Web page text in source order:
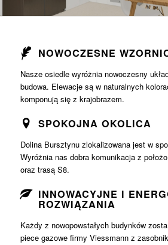
NOWOCZESNE
Nasze osiedle wyróżnia nowoczesny
budowa. Elewacje są w naturalnych
komponują się z krajobrazem.
SPOKOJNA OKOLICA
Dolina Bursztynu zlokalizowana jest w
Wyróżnia nas dobra komunikacja z
oraz trasą S8.
INNOWACYJNE I
ROZWIĄZANIA
Każdy z nowopowstałych budynków
piece gazowe firmy Viessmann z